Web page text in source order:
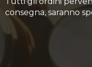
consegna, saranno